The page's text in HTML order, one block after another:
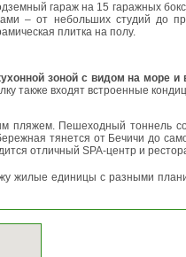
гараж на 15 гаражных
– от небольших студий до
плитка на полу.
зоной с видом на
также входят встроенные
пляжем. Пешеходный тоннель
тянется от Бечичи до
отличный SPA-центр и
жилые единицы с разными